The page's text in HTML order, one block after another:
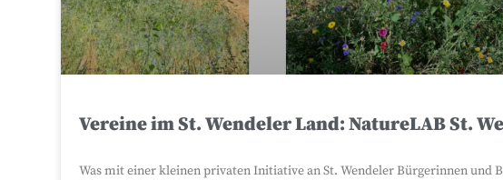
Vereine im St. Wendeler Land: NatureLAB St.
Was mit einer kleinen privaten Initiative an St. Wendeler Bürgerinnen und